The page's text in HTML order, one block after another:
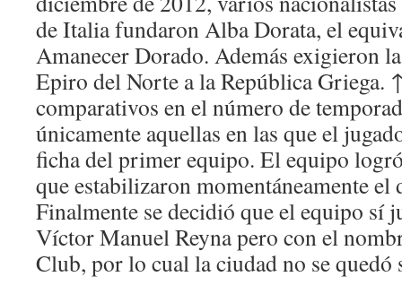
de Italia fundaron Alba Dorata, el
Amanecer Dorado. Además exigieron
Epiro del Norte a la República Griega.
comparativos en el número de
únicamente aquellas en las que el
ficha del primer equipo. El equipo
que estabilizaron momentáneamente
Finalmente se decidió que el equipo sí
Víctor Manuel Reyna pero con el
Club, por lo cual la ciudad no se